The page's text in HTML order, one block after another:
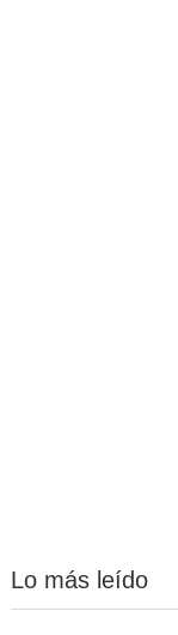
Lo más leído